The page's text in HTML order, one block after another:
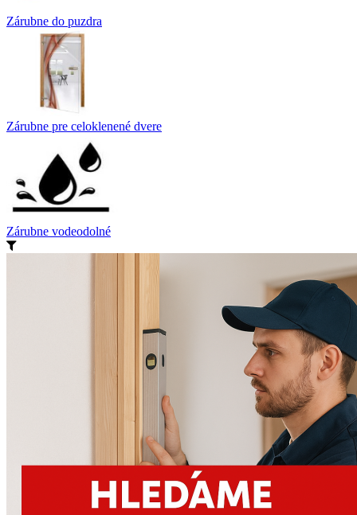
Zárubne do puzdra
Zárubne pre celoklenené dvere
Zárubne vodeodolné